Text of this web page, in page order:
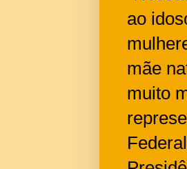
ao
mãe
muito